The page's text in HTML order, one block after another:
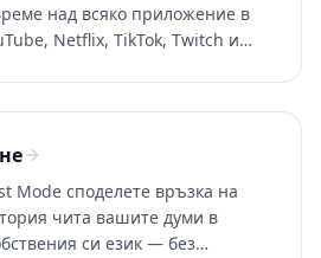
над всяко приложение в
Netflix, TikTok, Twitch и
Mode споделете връзка на
чита вашите думи в
си език — без